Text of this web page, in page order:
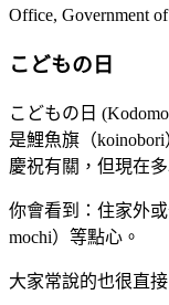
Office, Government
こどもの日
こどもの日
是鯉魚旗（
慶祝有關，但現在
你會看到：住家外
mochi）等點心。
大家常說的也很直